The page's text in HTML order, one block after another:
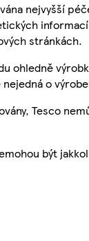
nejvyšší
stránkách.
ohledně
o
Tesco
být